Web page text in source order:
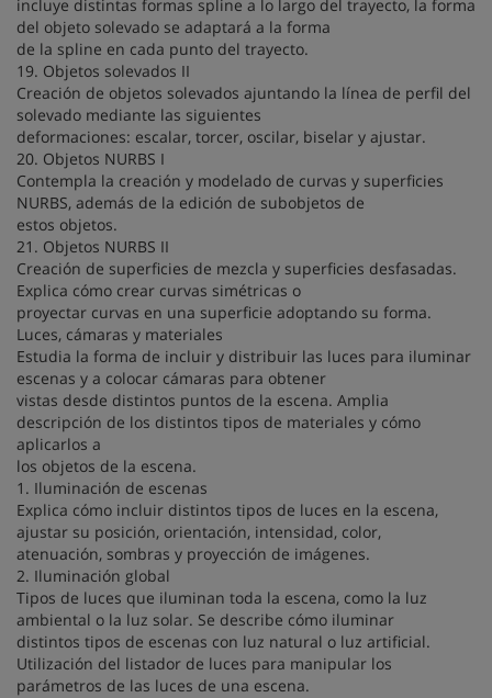
incluye distintas formas spline a lo largo del trayecto, la forma
del objeto solevado se adaptará a la forma
de la spline en cada punto del trayecto.
19. Objetos solevados II
Creación de objetos solevados ajuntando la línea de perfil del
solevado mediante las siguientes
deformaciones: escalar, torcer, oscilar, biselar y ajustar.
20. Objetos NURBS I
Contempla la creación y modelado de curvas y superficies
NURBS, además de la edición de subobjetos de
estos objetos.
21. Objetos NURBS II
Creación de superficies de mezcla y superficies desfasadas.
Explica cómo crear curvas simétricas o
proyectar curvas en una superficie adoptando su forma.
Luces, cámaras y materiales
Estudia la forma de incluir y distribuir las luces para iluminar
escenas y a colocar cámaras para obtener
vistas desde distintos puntos de la escena. Amplia
descripción de los distintos tipos de materiales y cómo
aplicarlos a
los objetos de la escena.
1. Iluminación de escenas
Explica cómo incluir distintos tipos de luces en la escena,
ajustar su posición, orientación, intensidad, color,
atenuación, sombras y proyección de imágenes.
2. Iluminación global
Tipos de luces que iluminan toda la escena, como la luz
ambiental o la luz solar. Se describe cómo iluminar
distintos tipos de escenas con luz natural o luz artificial.
Utilización del listador de luces para manipular los
parámetros de las luces de una escena.